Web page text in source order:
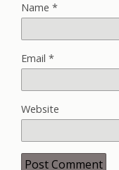
Name *
Email *
Website